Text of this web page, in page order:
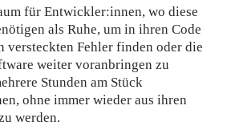
für Entwickler:innen, wo diese
als Ruhe, um in ihren Code
versteckten Fehler finden oder die
weiter voranbringen zu
Stunden am Stück
ohne immer wieder aus ihren
werden.